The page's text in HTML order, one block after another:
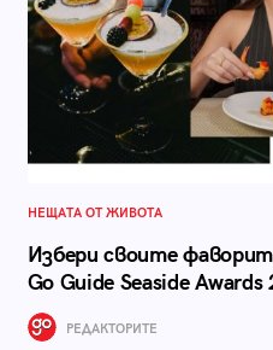
НЕЩАТА ОТ ЖИВОТА
Избери своите
Go Guide Seaside Awards
РЕДАКТОРИТЕ